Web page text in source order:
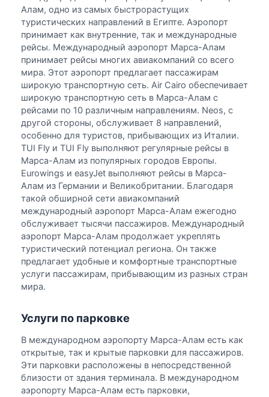
Алам, одно из самых быстрорастущих
туристических направлений в Египте. Аэропорт
принимает как внутренние, так и международные
рейсы. Международный аэропорт Марса-Алам
принимает рейсы многих авиакомпаний со всего
мира. Этот аэропорт предлагает пассажирам
широкую транспортную сеть. Air Cairo обеспечивает
широкую транспортную сеть в Марса-Алам с
рейсами по 10 различным направлениям. Neos, с
другой стороны, обслуживает 8 направлений,
особенно для туристов, прибывающих из Италии.
TUI Fly и TUI Fly выполняют регулярные рейсы в
Марса-Алам из популярных городов Европы.
Eurowings и easyJet выполняют рейсы в Марса-
Алам из Германии и Великобритании. Благодаря
такой обширной сети авиакомпаний
международный аэропорт Марса-Алам ежегодно
обслуживает тысячи пассажиров. Международный
аэропорт Марса-Алам продолжает укреплять
туристический потенциал региона. Он также
предлагает удобные и комфортные транспортные
услуги пассажирам, прибывающим из разных стран
мира.
Услуги по парковке
В международном аэропорту Марса-Алам есть как
открытые, так и крытые парковки для пассажиров.
Эти парковки расположены в непосредственной
близости от здания терминала. В международном
аэропорту Марса-Алам есть парковки,